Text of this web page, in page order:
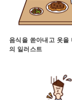
음식을 쏟아내고 옷을
의 일러스트